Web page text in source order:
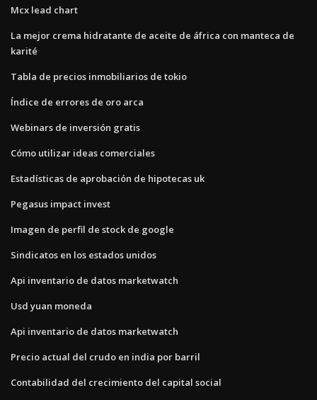
Mcx lead chart
La mejor crema hidratante de aceite de áfrica con manteca de
karité
Tabla de precios inmobiliarios de tokio
Índice de errores de oro arca
Webinars de inversión gratis
Cómo utilizar ideas comerciales
Estadísticas de aprobación de hipotecas uk
Pegasus impact invest
Imagen de perfil de stock de google
Sindicatos en los estados unidos
Api inventario de datos marketwatch
Usd yuan moneda
Api inventario de datos marketwatch
Precio actual del crudo en india por barril
Contabilidad del crecimiento del capital social